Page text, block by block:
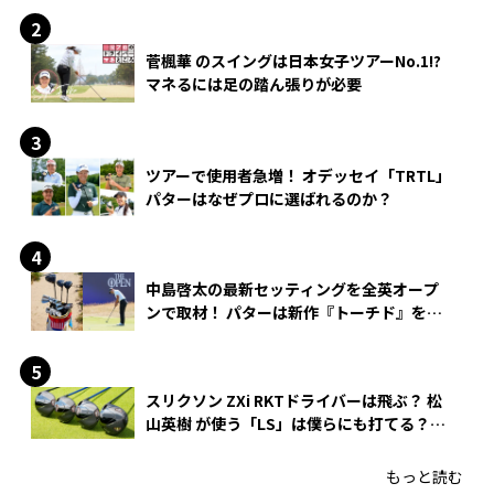
菅楓華 のスイングは日本女子ツアーNo.1!?
マネるには足の踏ん張りが必要
ツアーで使用者急増！ オデッセイ「TRTL」
パターはなぜプロに選ばれるのか？
中島啓太の最新セッティングを全英オープ
ンで取材！ パターは新作『トーチド』を投
スリクソン ZXi RKTドライバーは飛ぶ？ 松
山英樹 が使う「LS」は僕らにも打てる？
もっと読む